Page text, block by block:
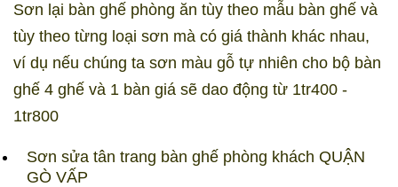
Sơn lại bàn ghế phòng ăn tùy theo mẫu bàn ghế và
tùy theo từng loại sơn mà có giá thành khác nhau,
ví dụ nếu chúng ta sơn màu gỗ tự nhiên cho bộ bàn
ghế 4 ghế và 1 bàn giá sẽ dao động từ 1tr400 -
1tr800
Sơn sửa tân trang bàn ghế phòng khách QUẬN
GÒ VẤP